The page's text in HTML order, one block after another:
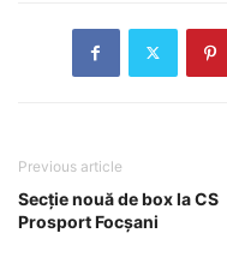
Previous article
Secție nouă de box la CS
Prosport Focșani